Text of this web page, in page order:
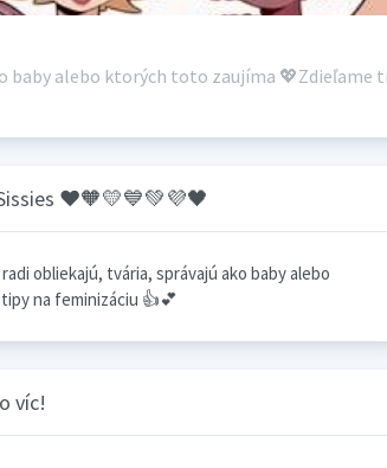
baby alebo ktorých toto zaujíma 💖Zdieľame
❤🧡💛💙💚💜🖤
obliekajú, tvária, správajú ako baby alebo
na feminizáciu 👍💕
víc!